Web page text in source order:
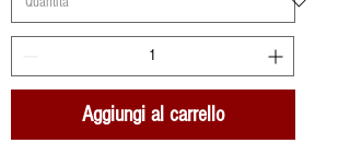
Aggiungi al carrello